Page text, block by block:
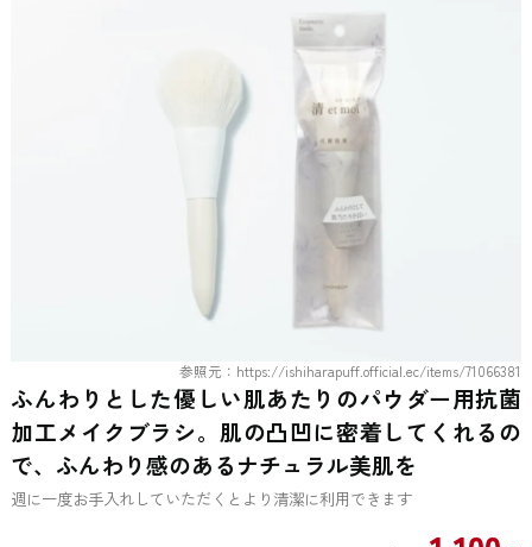
参照元：https://ishiharapuff.official.ec/items/71066381
ふんわりとした優しい肌あたりのパウダー用抗菌
加工メイクブラシ。肌の凸凹に密着してくれるの
で、ふんわり感のあるナチュラル美肌を
週に一度お手入れしていただくとより清潔に利用できます